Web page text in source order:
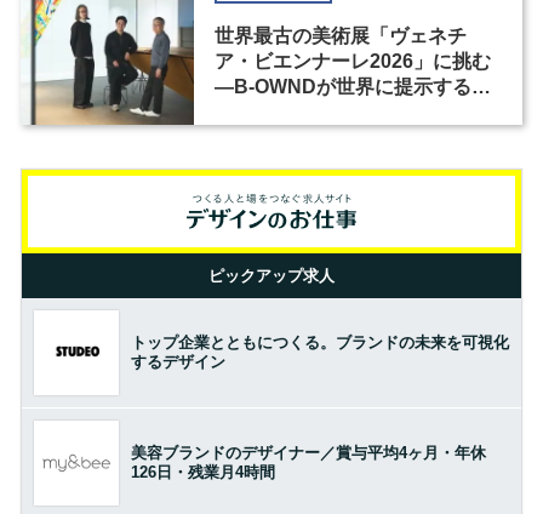
世界最古の美術展「ヴェネチ
ア・ビエンナーレ2026」に挑む
―B-OWNDが世界に提示する美
ピックアップ求人
トップ企業とともにつくる。ブランドの未来を可視化
するデザイン
美容ブランドのデザイナー／賞与平均4ヶ月・年休
126日・残業月4時間